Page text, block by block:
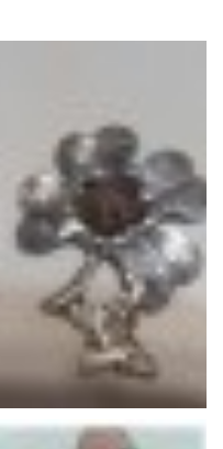
Kontakt
Atelier GMode
Gabriela Marková
+420 605 405 197
gmode@post.cz